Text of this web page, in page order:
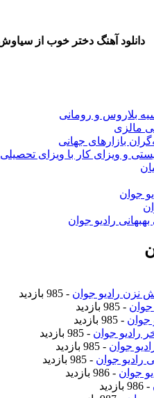
دانلود آهنگ دختر خوب از سیاوش
بلاروس و رومانی
مالزی
بازارهای جهانی
و ویزای کار با ویزای تحصیلی
جوان
بهبهانی رادیو جوان
نزن رادیو جوان - 985 بازدید
جوان - 985 بازدید
جوان - 985 بازدید
رادیو جوان - 985 بازدید
جوان - 985 بازدید
رادیو جوان - 985 بازدید
جوان - 986 بازدید
- 986 بازدید